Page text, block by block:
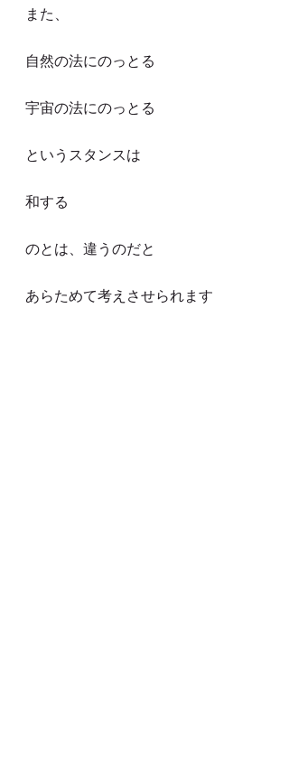
また、
自然の法にのっとる
宇宙の法にのっとる
というスタンスは
和する
のとは、違うのだと
あらためて考えさせられます